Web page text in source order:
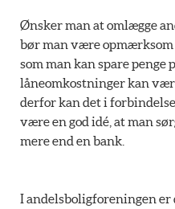
Ønsker man at omlægge
bør man være opmærksom
som man kan spare penge
låneomkostninger kan
derfor kan det i
være en god idé, at man
mere end en bank.
I andelsboligforeningen er